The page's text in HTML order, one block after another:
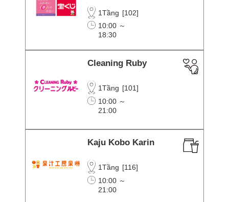
1Tầng [102]
10:00 ～
18:30
Cleaning Ruby
1Tầng [101]
10:00 ～
21:00
Kaju Kobo Karin
1Tầng [116]
10:00 ～
21:00